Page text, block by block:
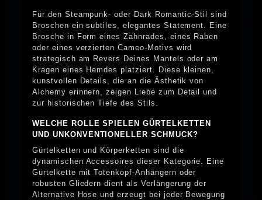
Für den Steampunk- oder Dark Romantic-Stil sind
Broschen ein subtiles, elegantes Statement. Eine
Brosche in Form eines Zahnrades, eines Raben
oder eines verzierten Cameo-Motivs wird
strategisch am Revers Deines Mantels oder am
Kragen eines Hemdes platziert. Diese kleinen,
kunstvollen Details, die an die Ästhetik von
Alchemy erinnern, zeigen Liebe zum Detail und
zur historischen Tiefe des Stils.
WELCHE ROLLE SPIELEN GÜRTELKETTEN
UND UNKONVENTIONELLER SCHMUCK?
Gürtelketten und Körperketten sind die
dynamischen Accessoires dieser Kategorie. Eine
Gürtelkette mit Totenkopf-Anhängern oder
robusten Gliedern dient als Verlängerung der
Alternative Hose und erzeugt bei jeder Bewegung